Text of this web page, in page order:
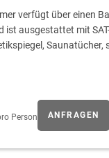
verfügt über einen
ist ausgestattet mit
Saunatücher,
Person ANFRAGEN